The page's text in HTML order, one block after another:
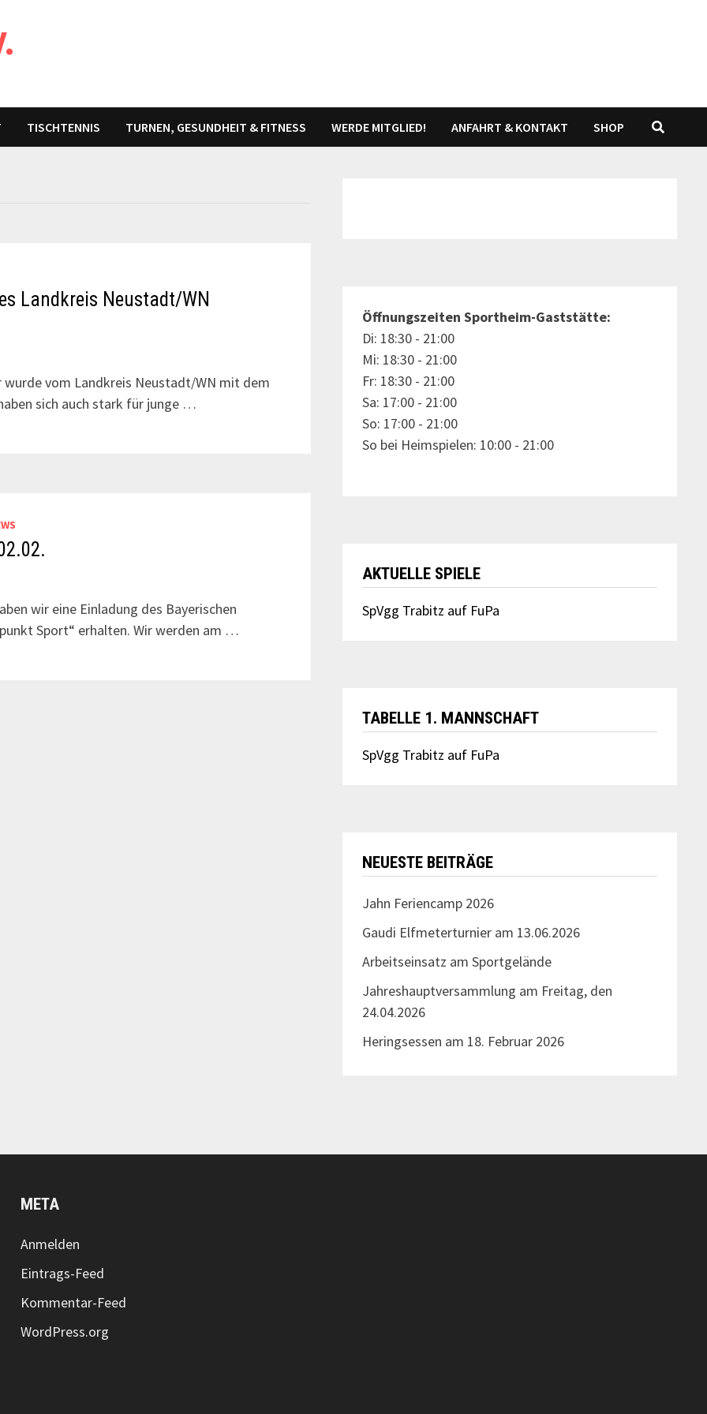
TISCHTENNIS TURNEN, GESUNDHEIT & FITNESS WERDE MITGLIED! ANFAHRT & KONTAKT SHOP
Landkreis Neustadt/WN
vom Landkreis Neustadt/WN mit dem
sich auch stark für junge …
wir eine Einladung des Bayerischen
Sport“ erhalten. Wir werden am …
Öffnungszeiten Sportheim-Gaststätte:
Di: 18:30 - 21:00
Mi: 18:30 - 21:00
Fr: 18:30 - 21:00
Sa: 17:00 - 21:00
So: 17:00 - 21:00
So bei Heimspielen: 10:00 - 21:00
AKTUELLE SPIELE
SpVgg Trabitz auf FuPa
TABELLE 1. MANNSCHAFT
SpVgg Trabitz auf FuPa
NEUESTE BEITRÄGE
Jahn Feriencamp 2026
Gaudi Elfmeterturnier am 13.06.2026
Arbeitseinsatz am Sportgelände
Jahreshauptversammlung am Freitag, den
24.04.2026
Heringsessen am 18. Februar 2026
META
Anmelden
Eintrags-Feed
Kommentar-Feed
WordPress.org